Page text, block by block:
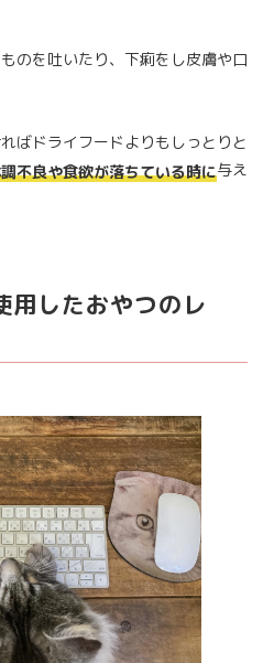
のを吐いたり、下痢をし皮膚や口
ばドライフードよりもしっとりと
不良や食欲が落ちている時に与え
用したおやつのレ